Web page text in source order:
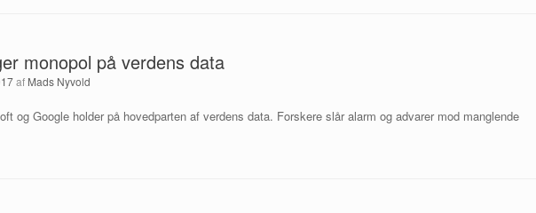
monopol på verdens data
af Mads Nyvold
og Google holder på hovedparten af verdens data. Forskere slår alarm og advarer mod manglende